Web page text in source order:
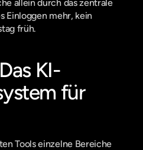
allein durch das zentrale
Einloggen mehr, kein
früh.
KI-
für
Tools einzelne Bereiche